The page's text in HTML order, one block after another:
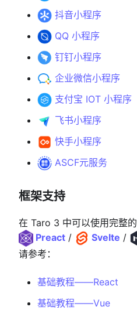
抖音小程序
QQ 小程序
钉钉小程序
企业微信小程序
支付宝 IOT 小程序
飞书小程序
快手小程序
ASCF元服务
框架支持
在 Taro 3 中可以使用完整的
Preact / Svelte /
请参考：
基础教程——React
基础教程——Vue